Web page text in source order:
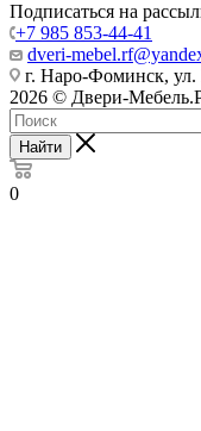
Подписаться на
+7 985 853-44-41
dveri-
г. Наро-Фоминск,
2026 © Двери-
Найти
0